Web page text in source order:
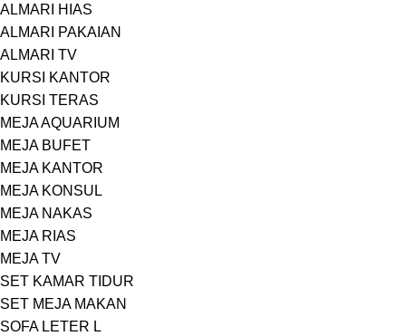
ALMARI HIAS
ALMARI PAKAIAN
ALMARI TV
KURSI KANTOR
KURSI TERAS
MEJA AQUARIUM
MEJA BUFET
MEJA KANTOR
MEJA KONSUL
MEJA NAKAS
MEJA RIAS
MEJA TV
SET KAMAR TIDUR
SET MEJA MAKAN
SOFA LETER L